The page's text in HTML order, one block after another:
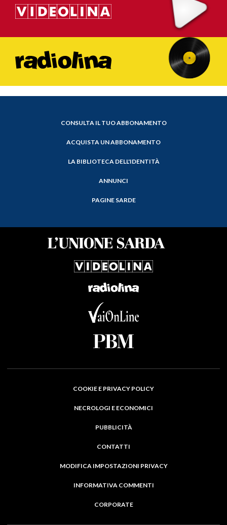
CONSULTA IL TUO ABBONAMENTO
ACQUISTA UN ABBONAMENTO
LA BIBLIOTECA DELL'IDENTITÀ
ANNUNCI
PAGINE SARDE
COOKIE E PRIVACY POLICY
NECROLOGI E ECONOMICI
PUBBLICITÀ
CONTATTI
MODIFICA IMPOSTAZIONI PRIVACY
INFORMATIVA COMMENTI
CORPORATE